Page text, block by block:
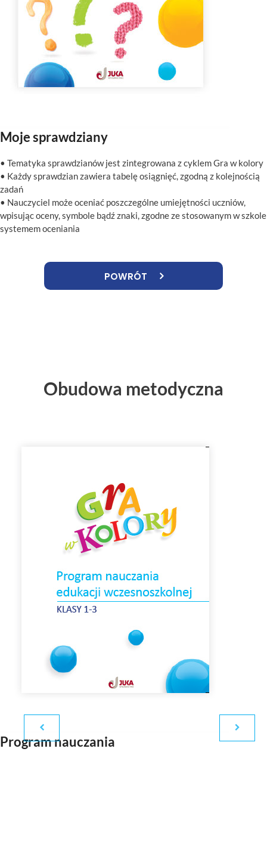
Moje sprawdziany
• Tematyka sprawdzianów jest zintegrowana z cyklem Gra w kolory
• Każdy sprawdzian zawiera tabelę osiągnięć, zgodną z kolejnością
zadań
• Nauczyciel może oceniać poszczególne umiejętności uczniów,
wpisując oceny, symbole bądź znaki, zgodne ze stosowanym w szkole
systemem oceniania
POWRÓT
Obudowa metodyczna
Program nauczania